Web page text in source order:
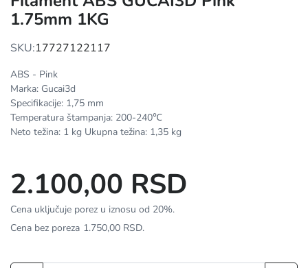
1.75mm 1KG
SKU:17727122117
ABS - Pink
Marka: Gucai3d
Specifikacije: 1,75 mm
Temperatura štampanja: 200-240℃
Neto težina: 1 kg Ukupna težina: 1,35 kg
2.100,00 RSD
Cena uključuje porez u iznosu od 20%.
Cena bez poreza 1.750,00 RSD.